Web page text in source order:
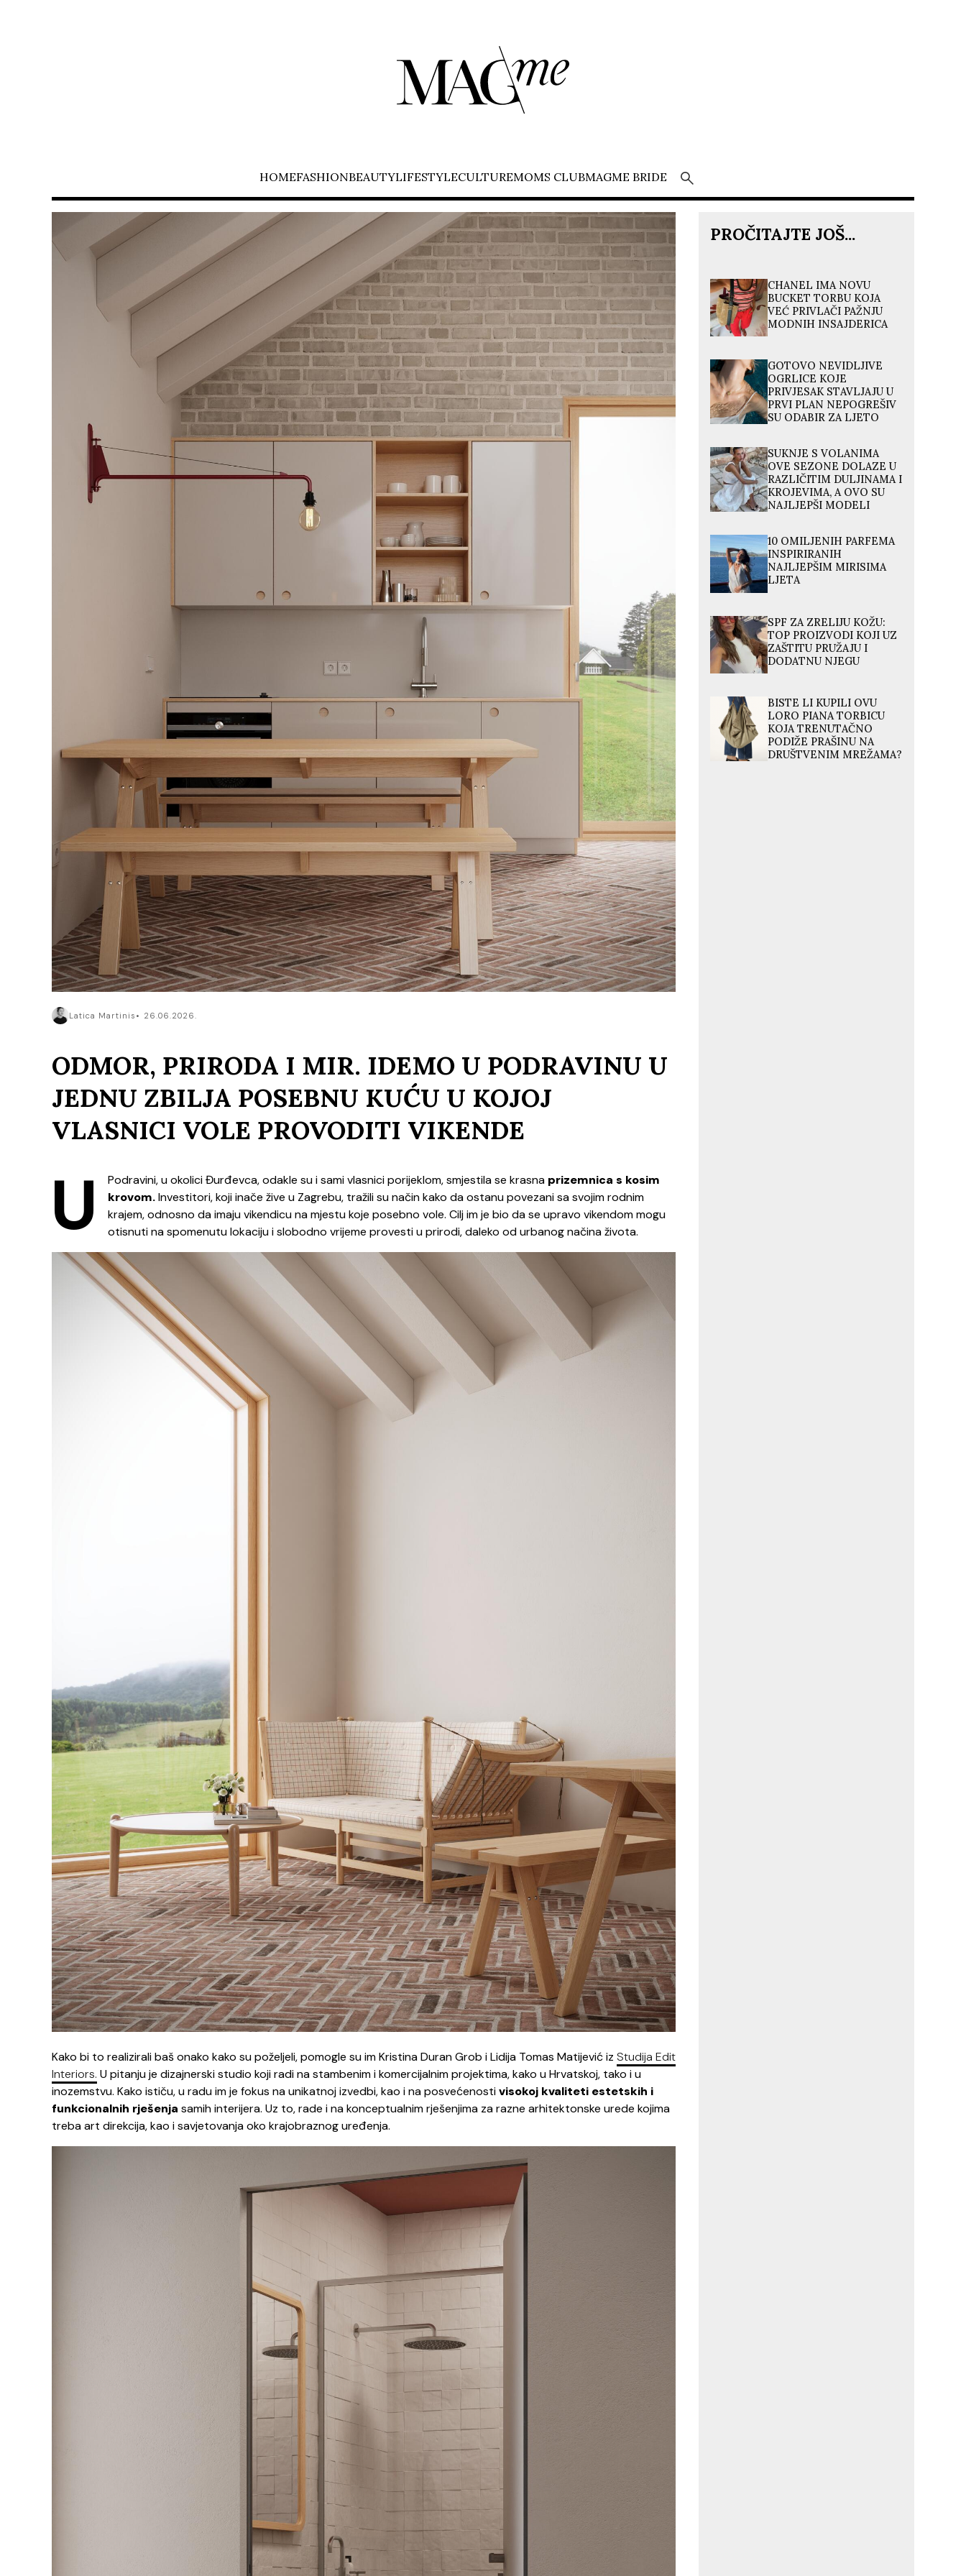
HOMEFASHIONBEAUTYLIFESTYLECULTUREMOMS CLUBMAGME BRIDE
Latica Martinis 26.06.2026.
ODMOR, PRIRODA I MIR. IDEMO U PODRAVINU U
JEDNU ZBILJA POSEBNU KUĆU U KOJOJ
VLASNICI VOLE PROVODITI VIKENDE
U Podravini, u okolici Đurđevca, odakle su i sami vlasnici porijeklom, smjestila se krasna prizemnica s kosim
krovom.Investitori, koji inače žive u Zagrebu, tražili su način kako da ostanu povezani sa svojim rodnim
krajem, odnosno da imaju vikendicu na mjestu koje posebno vole. Cilj im je bio da se upravo vikendom mogu
otisnuti na spomenutu lokaciju i slobodno vrijeme provesti u prirodi, daleko od urbanog načina života.
Kako bi to realizirali baš onako kako su poželjeli, pomogle su im Kristina Duran Grob i Lidija Tomas Matijević iz Studija Edit
Interiors. U pitanju je dizajnerski studio koji radi na stambenim i komercijalnim projektima, kako u Hrvatskoj, tako i u
inozemstvu. Kako ističu, u radu im je fokus na unikatnoj izvedbi, kao i na posvećenostivisokoj kvaliteti estetskih i
funkcionalnih rješenja samih interijera. Uz to, rade i na konceptualnim rješenjima za razne arhitektonske urede kojima
treba art direkcija, kao i savjetovanja oko krajobraznog uređenja.
PROČITAJTE JOŠ...
CHANEL IMA NOVU
BUCKET TORBU KOJA
VEĆ PRIVLAČI PAŽNJU
MODNIH INSAJDERICA
GOTOVO NEVIDLJIVE
OGRLICE KOJE
PRIVJESAK STAVLJAJU U
PRVI PLAN NEPOGREŠIV
SU ODABIR ZA LJETO
SUKNJE S VOLANIMA
OVE SEZONE DOLAZE U
RAZLIČITIM DULJINAMA I
KROJEVIMA, A OVO SU
NAJLJEPŠI MODELI
10 OMILJENIH PARFEMA
INSPIRIRANIH
NAJLJEPŠIM MIRISIMA
LJETA
SPF ZA ZRELIJU KOŽU:
TOP PROIZVODI KOJI UZ
ZAŠTITU PRUŽAJU I
DODATNU NJEGU
BISTE LI KUPILI OVU
LORO PIANA TORBICU
KOJA TRENUTAČNO
PODIŽE PRAŠINU NA
DRUŠTVENIM MREŽAMA?